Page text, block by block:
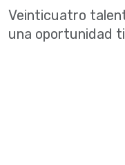
Veinticuatro
una oportunidad